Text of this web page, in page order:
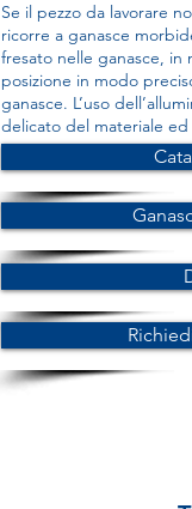
Se il pezzo da lavorare
ricorre a ganasce
fresato nelle ganasce,
posizione in modo
ganasce. L’uso
delicato del materiale